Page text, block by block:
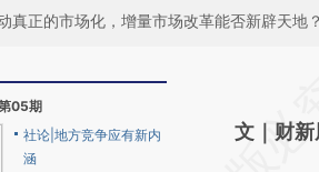
真正的市场化，增量市场改革能否新辟天地？
05期
社论|地方竞争应有新内
涵
AI文｜财